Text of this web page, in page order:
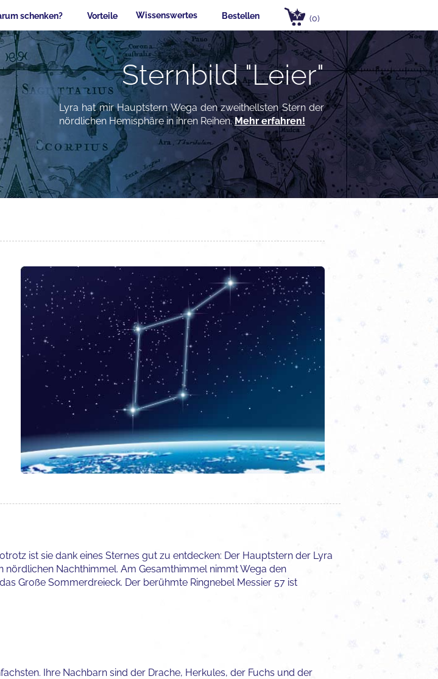
schenken? Vorteile Wissenswertes Bestellen (0)
Sternbild "Leier"
Lyra hat mir Hauptstern Wega den zweithellsten Stern der
nördlichen Hemisphäre in ihren Reihen.Mehr erfahren!
ist sie dank eines Sternes gut zu entdecken: Der Hauptstern der Lyra
nördlichen Nachthimmel. Am Gesamthimmel nimmt Wega den
Große Sommerdreieck. Der berühmte Ringnebel Messier 57 ist
Ihre Nachbarn sind der Drache, Herkules, der Fuchs und der